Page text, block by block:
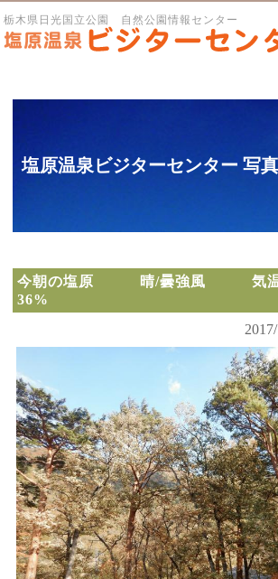
栃木県日光国立公園 自然公園情報センター
塩原温泉ビジターセンター 写
今朝の塩原 晴/曇強風 気
36%